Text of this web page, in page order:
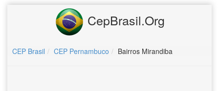
CepBrasil.Org
CEP Brasil CEP Pernambuco Bairros Mirandiba